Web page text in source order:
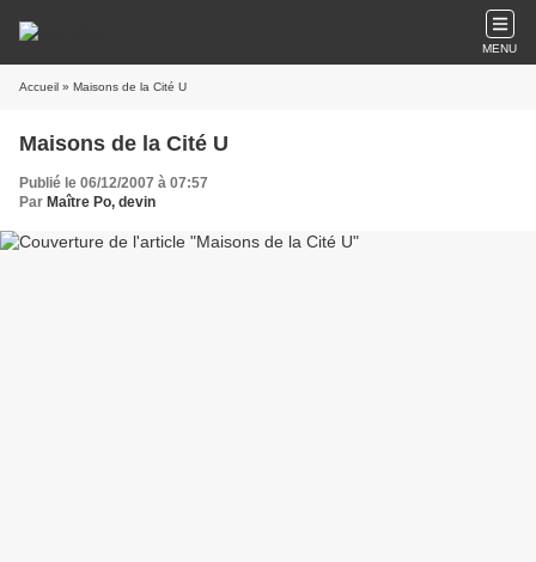
MENU
Accueil » Maisons de la Cité U
Maisons de la Cité U
Publié le 06/12/2007 à 07:57
Par Maître Po, devin